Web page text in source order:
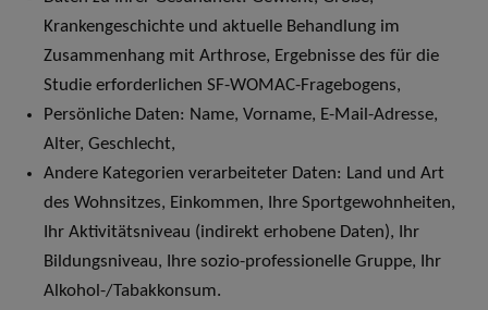
Krankengeschichte und aktuelle Behandlung im
Zusammenhang mit Arthrose, Ergebnisse des für die
Studie erforderlichen SF-WOMAC-Fragebogens,
Persönliche Daten: Name, Vorname, E-Mail-Adresse,
Alter, Geschlecht,
Andere Kategorien verarbeiteter Daten: Land und Art
des Wohnsitzes, Einkommen, Ihre Sportgewohnheiten,
Ihr Aktivitätsniveau (indirekt erhobene Daten), Ihr
Bildungsniveau, Ihre sozio-professionelle Gruppe, Ihr
Alkohol-/Tabakkonsum.